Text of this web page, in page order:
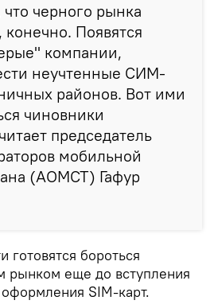
черного рынка
конечно. Появятся
компании,
неучтенные СИМ-
районов. Вот ими
чиновники
председатель
мобильной
(АОМСТ) Гафур
готовятся бороться
еще до вступления
SIM-карт.